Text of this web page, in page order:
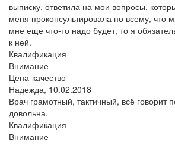
выписку, ответила на мои вопросы,
меня проконсультировала по всему, что
мне еще что-то надо будет, то я
к ней.
Квалификация
Внимание
Цена-качество
Надежда, 10.02.2018
Врач грамотный, тактичный, всё говорит
довольна.
Квалификация
Внимание